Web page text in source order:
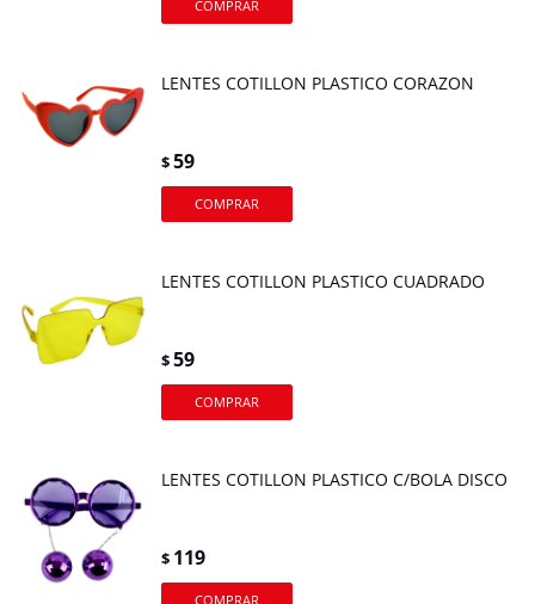
LENTES COTILLON PLASTICO CORAZON
$59
LENTES COTILLON PLASTICO CUADRADO
$59
LENTES COTILLON PLASTICO C/BOLA DISCO
$ 119